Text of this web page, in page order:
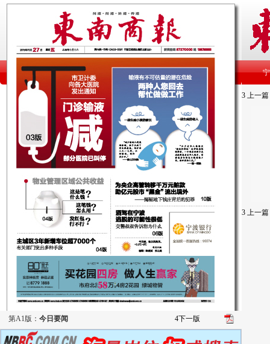
第A1版： 今日要闻 4下一版
3 上一篇
3 上一篇